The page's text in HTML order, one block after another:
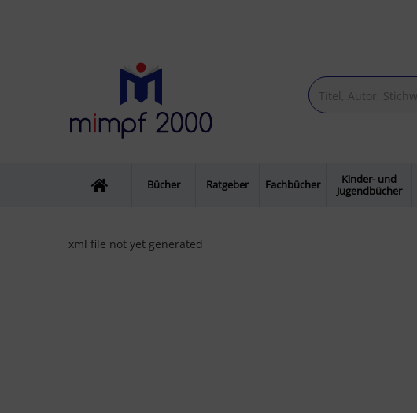
Bücher Ratgeber Fachbücher
Kinder- und
Jugendbücher
xml file not yet generated